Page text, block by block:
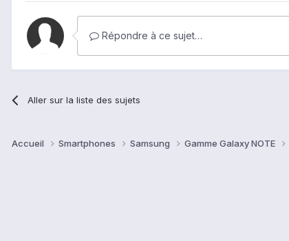
Répondre à ce sujet…
Aller sur la liste des sujets
Accueil Smartphones Samsung Gamme Galaxy NOTE